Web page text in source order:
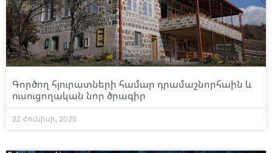
Գործող հյուրատների համար դրամաշնորհաին և
ուսուցողական նոր ծրագիր
22 Հունիսի, 2025